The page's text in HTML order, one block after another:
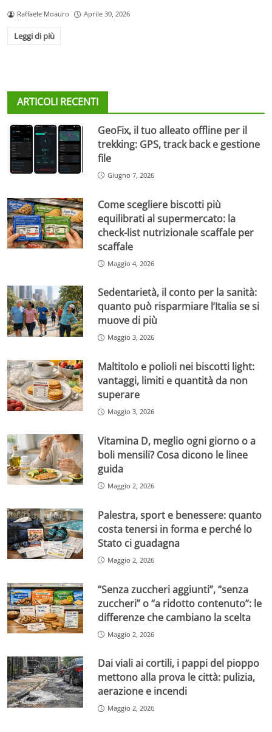
Raffaele Moauro Aprile 30, 2026
Leggi di più
ARTICOLI RECENTI
GeoFix, il tuo alleato offline per il
trekking: GPS, track back e gestione
file
Giugno 7, 2026
Come scegliere biscotti più
equilibrati al supermercato: la
check-list nutrizionale scaffale per
scaffale
Maggio 4, 2026
Sedentarietà, il conto per la sanità:
quanto può risparmiare l’Italia se si
muove di più
Maggio 3, 2026
Maltitolo e polioli nei biscotti light:
vantaggi, limiti e quantità da non
superare
Maggio 3, 2026
Vitamina D, meglio ogni giorno o a
boli mensili? Cosa dicono le linee
guida
Maggio 2, 2026
Palestra, sport e benessere: quanto
costa tenersi in forma e perché lo
Stato ci guadagna
Maggio 2, 2026
“Senza zuccheri aggiunti”, “senza
zuccheri” o “a ridotto contenuto”: le
differenze che cambiano la scelta
Maggio 2, 2026
Dai viali ai cortili, i pappi del pioppo
mettono alla prova le città: pulizia,
aerazione e incendi
Maggio 2, 2026